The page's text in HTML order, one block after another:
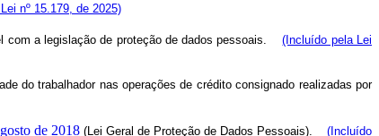
nº 15.179, de 2025)
a legislação de proteção de dados pessoais.
(Incluído pela Lei
do trabalhador nas operações de crédito consignado realizadas por
de 2018(Lei Geral de Proteção de Dados Pessoais). (Incluído